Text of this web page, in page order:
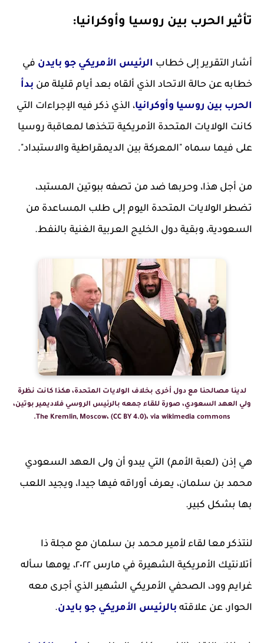
تأثير الحرب بين روسيا وأوكرانيا:
أشار التقرير إلى خطاب الرئيس الأمريكي جو بايدن في
خطابه عن حالة الاتحاد الذي ألقاه بعد أيام قليلة من بدأ
الحرب بين روسيا وأوكرانيا، الذي ذكر فيه الإجراءات التي
كانت الولايات المتحدة الأمريكية تتخذها لمعاقبة روسيا
على فيما سماه "المعركة بين الديمقراطية والاستبداد".
من أجل هذا، وحربها ضد من تصفه ببوتين المستبد،
تضطر الولايات المتحدة اليوم إلى طلب المساعدة من
السعودية، وبقية دول الخليج العربية الغنية بالنفط.
لدينا مصالحنا مع دول أخرى بخلاف الولايات المتحدة، هكذا كانت نظرة
ولي العهد السعودي، صورة للقاء جمعه بالرئيس الروسي فلاديمير بوتين،
The Kremlin, Moscow، (CC BY 4.0)، via wikimedia commons.
هي إذن (لعبة الأمم) التي يبدو أن ولى العهد السعودي
محمد بن سلمان، يعرف أوراقه فيها جيدا، ويجيد اللعب
بها بشكل كبير.
لنتذكر معا لقاء لأمير محمد بن سلمان مع مجلة ذا
أتلانتيك الأمريكية الشهيرة في مارس ٢٠٢٢، يومها سأله
غرايم وود، الصحفي الأمريكي الشهير الذي أجرى معه
الحوار، عن علاقته بالرئيس الأمريكي جو بايدن.